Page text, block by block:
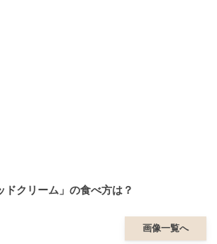
ドクリーム」の食べ方は？
画像一覧へ